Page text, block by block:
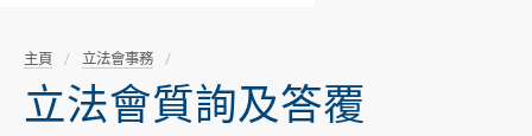
主頁 立法會事務
立法會質詢及答覆